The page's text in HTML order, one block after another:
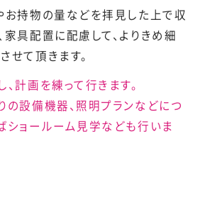
お持物の量などを拝見した上で収
家具配置に配慮して、よりきめ細
せて頂きます。
計画を練って行きます。
の設備機器、照明プランなどにつ
ショールーム見学なども行いま